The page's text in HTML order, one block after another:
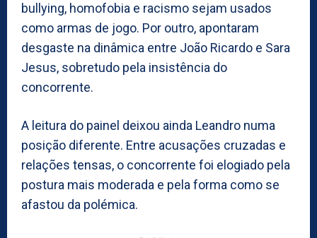
bullying, homofobia e racismo sejam usados
como armas de jogo. Por outro, apontaram
desgaste na dinâmica entre João Ricardo e Sara
Jesus, sobretudo pela insistência do
concorrente.
A leitura do painel deixou ainda Leandro numa
posição diferente. Entre acusações cruzadas e
relações tensas, o concorrente foi elogiado pela
postura mais moderada e pela forma como se
afastou da polémica.